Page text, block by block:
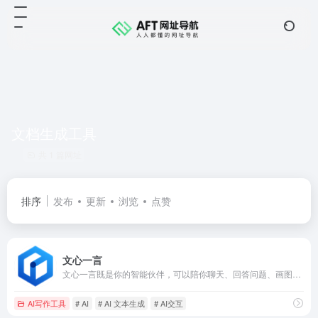
排序 发布 更新 浏览 点赞
文心一言
AI写作工具 # AI # AI 文本生成 # AI交互